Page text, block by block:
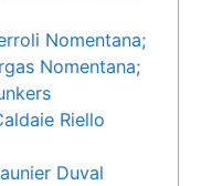
Nomentana;
Nomentana;
Riello
Duval